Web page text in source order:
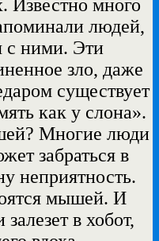
Известно много
людей,
с ними. Эти
зло, даже
существует
как у слона».
Многие люди
забраться в
неприятность.
мышей. И
в хобот,